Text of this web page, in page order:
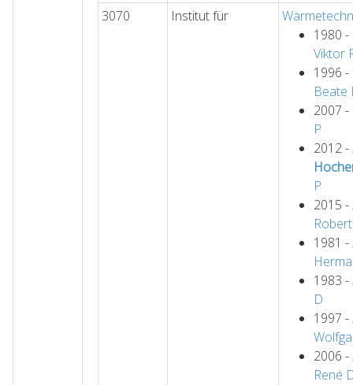
3070
Institut für
1980
Viktor
1996
Beate
2007
P
2012 -
P
2015 -
Robert
1981 -
1983 -
D
1997 -
2006 -
René